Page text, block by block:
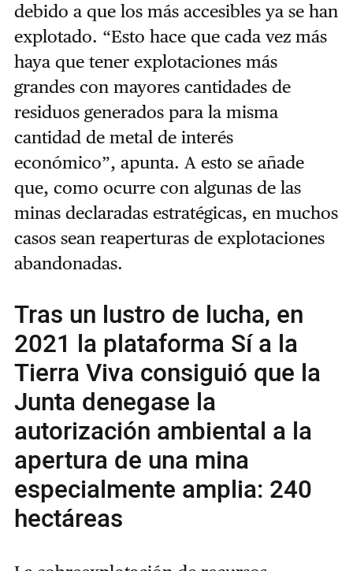
debido a que los más accesibles ya se han
explotado. “Esto hace que cada vez más
haya que tener explotaciones más
grandes con mayores cantidades de
residuos generados para la misma
cantidad de metal de interés
económico”, apunta. A esto se añade
que, como ocurre con algunas de las
minas declaradas estratégicas, en muchos
casos sean reaperturas de explotaciones
abandonadas.
Tras un lustro de lucha, en
2021 la plataforma Sí a la
Tierra Viva consiguió que la
Junta denegase la
autorización ambiental a la
apertura de una mina
especialmente amplia: 240
hectáreas